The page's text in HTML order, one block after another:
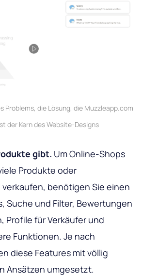
Problems, die Lösung, die Muzzleapp.com
der Kern des Website-Designs
gibt. Um Online-Shops
Produkte oder
benötigen Sie einen
Suche und Filter, Bewertungen
Profile für Verkäufer und
Funktionen. Je nach
diese Features mit völlig
Ansätzen umgesetzt.